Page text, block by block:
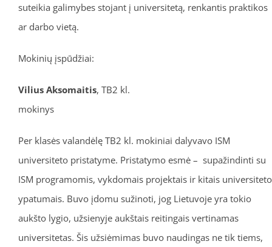
suteikia galimybes stojant į universitetą, renkantis praktikos
ar darbo vietą.
Mokinių įspūdžiai:
Vilius Aksomaitis, TB2 kl.
mokinys
Per klasės valandėlę TB2 kl. mokiniai dalyvavo ISM
universiteto pristatyme. Pristatymo esmė – supažindinti su
ISM programomis, vykdomais projektais ir kitais universiteto
ypatumais. Buvo įdomu sužinoti, jog Lietuvoje yra tokio
aukšto lygio, užsienyje aukštais reitingais vertinamas
universitetas. Šis užsiėmimas buvo naudingas ne tik tiems,